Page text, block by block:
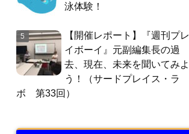
泳体験！
【開催レポート】『週刊プレ
イボーイ』元副編集長の過
去、現在、未来を聞いてみよ
う！（サードプレイス・ラ
ボ 第33回）